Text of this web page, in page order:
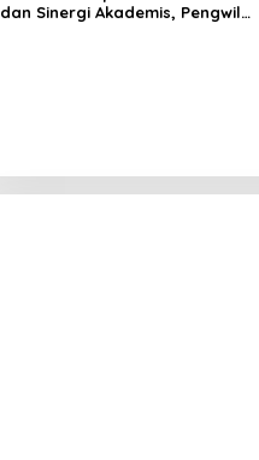
dan Sinergi Akademis, Pengwil